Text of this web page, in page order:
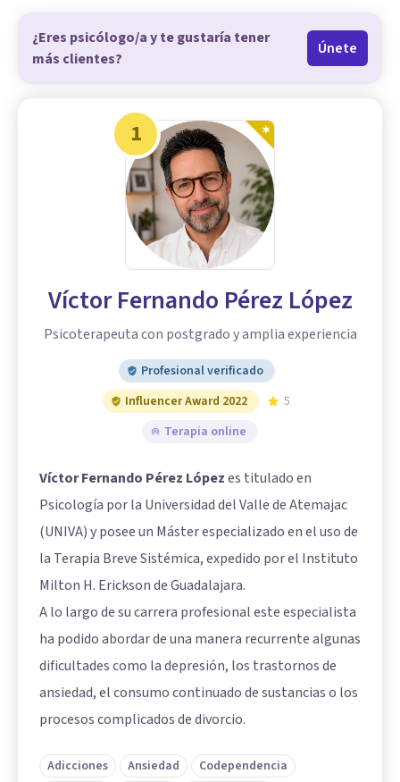
¿Eres psicólogo/a y te gustaría tener
más clientes?
Únete
1
Víctor Fernando Pérez López
Psicoterapeuta con postgrado y amplia experiencia
Profesional verificado
Influencer Award 2022
5
Terapia online
Víctor Fernando Pérez Lópezes titulado en
Psicología por la Universidad del Valle de Atemajac
(UNIVA) y posee un Máster especializado en el uso de
la Terapia Breve Sistémica, expedido por el Instituto
Milton H. Erickson de Guadalajara.
A lo largo de su carrera profesional este especialista
ha podido abordar de una manera recurrente algunas
dificultades como la depresión, los trastornos de
ansiedad, el consumo continuado de sustancias o los
procesos complicados de divorcio.
Adicciones Ansiedad
Codependencia